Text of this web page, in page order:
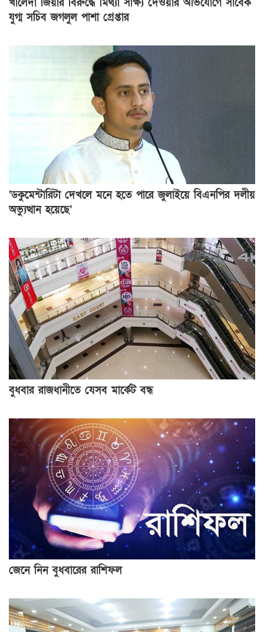
যুগ্ম সচিব জগলুল পাশা গ্রেপ্তার
‘ডকুমেন্টারিটা দেখলে মনে হতে পারে জুলাইয়ে বিএনপির দলীয়
অভ্যুত্থান হয়েছে’
বুধবার রাজধানীতে যেসব মার্কেট বন্ধ
জেনে নিন বুধবারের রাশিফল